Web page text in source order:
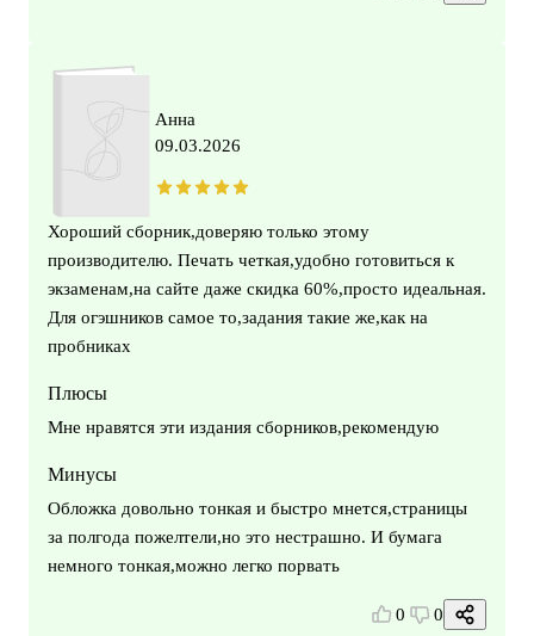
Анна
09.03.2026
Хороший сборник,доверяю только этому
производителю. Печать четкая,удобно готовиться к
экзаменам,на сайте даже скидка 60%,просто идеальная.
Для огэшников самое то,задания такие же,как на
пробниках
Плюсы
Мне нравятся эти издания сборников,рекомендую
Минусы
Обложка довольно тонкая и быстро мнется,страницы
за полгода пожелтели,но это нестрашно. И бумага
немного тонкая,можно легко порвать
0 0